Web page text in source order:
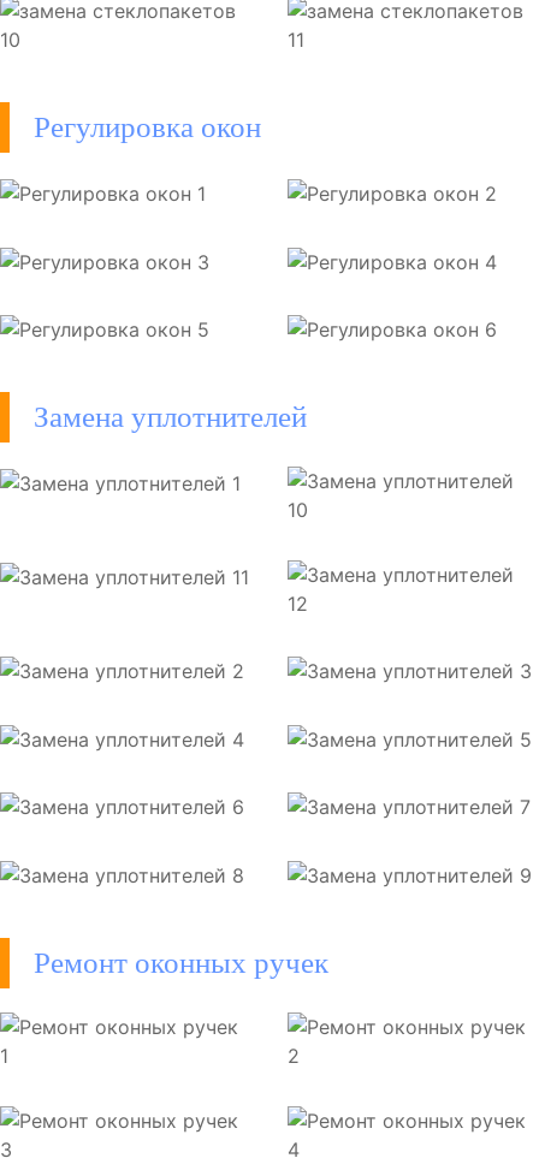
Регулировка окон
Замена уплотнителей
Ремонт оконных ручек